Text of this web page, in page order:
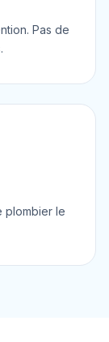
Pas de
plombier le